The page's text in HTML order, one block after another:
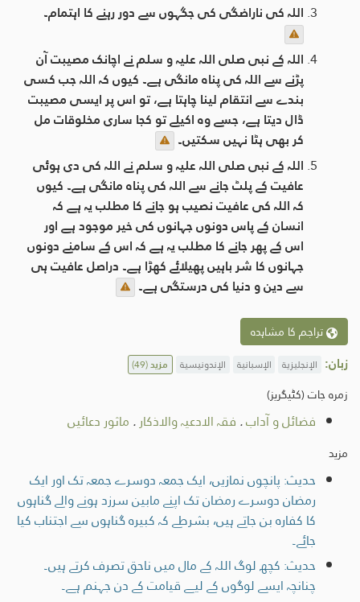
اللہ کی ناراضگی کی جگہوں سے دور رہنے کا اہتمام۔
اللہ کے نبی صلی اللہ علیہ و سلم نے اچانک مصیبت آن
پڑنے سے اللہ کی پناہ مانگی ہے۔ کیوں کہ اللہ جب کسی
بندے سے انتقام لینا چاہتا ہے، تو اس پر ایسی مصیبت
ڈال دیتا ہے، جسے وہ اکیلے تو کجا ساری مخلوقات مل
کر بھی ہٹا نہیں سکتیں۔
اللہ کے نبی صلی اللہ علیہ و سلم نے اللہ کی دی ہوئی
عافیت کے پلٹ جانے سے اللہ کی پناہ مانگی ہے۔ کیوں
کہ اللہ کی عافیت نصیب ہو جانے کا مطلب یہ ہے کہ
انسان کے پاس دونوں جہانوں کی خیر موجود ہے اور
اس کے پھر جانے کا مطلب یہ ہے کہ اس کے سامنے دونوں
جہانوں کا شر باہیں پھیلائے کھڑا ہے۔ دراصل عافیت ہی
سے دین و دنیا کی درستگی ہے۔
تراجم کا مشاہدہ
زبان: الإنجليزية الإسبانية الإندونيسية مزید(49)
زمرہ جات (کٹیگریز)
فضائل و آداب. فقہ الادعیہ والاذکار. ماثور دعائیں
مزید
حدیث: پانچوں نمازیں، ایک جمعہ دوسرے جمعہ تک اور ایک
رمضان دوسرے رمضان تک اپنے مابین سرزد ہونے والے گناہوں
کا کفارہ بن جاتے ہیں، بشرطے کہ کبیرہ گناہوں سے اجتناب کیا
جائے۔
حدیث: کچھ لوگ اللہ کے مال میں ناحق تصرف کرتے ہیں۔
چنانچہ ایسے لوگوں کے لیے قیامت کے دن جہنم ہے۔